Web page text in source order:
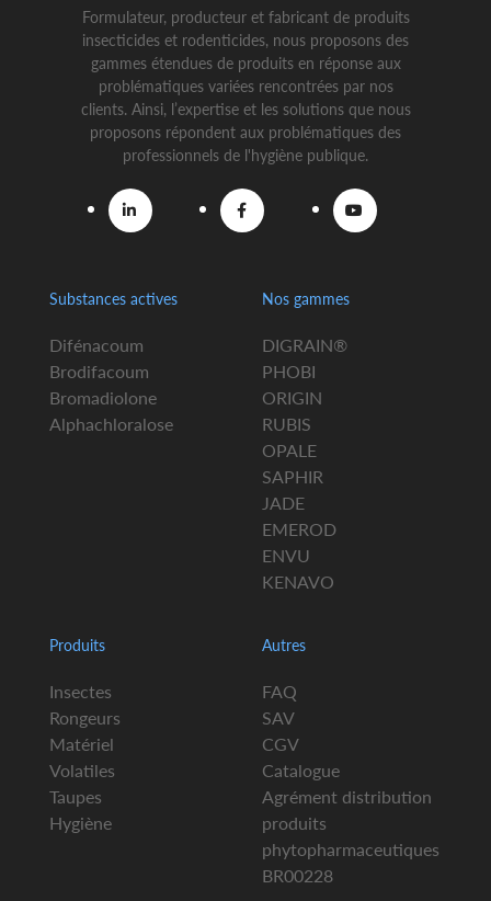
Formulateur, producteur et fabricant de produits
insecticides et rodenticides, nous proposons des
gammes étendues de produits en réponse aux
problématiques variées rencontrées par nos
clients. Ainsi, l’expertise et les solutions que nous
proposons répondent aux problématiques des
professionnels de l'hygiène publique.
Substances actives
Difénacoum
Brodifacoum
Bromadiolone
Alphachloralose
Nos gammes
DIGRAIN®
PHOBI
ORIGIN
RUBIS
OPALE
SAPHIR
JADE
EMEROD
ENVU
KENAVO
Produits
Insectes
Rongeurs
Matériel
Volatiles
Taupes
Hygiène
Autres
FAQ
SAV
CGV
Catalogue
Agrément distribution
produits
phytopharmaceutiques
BR00228